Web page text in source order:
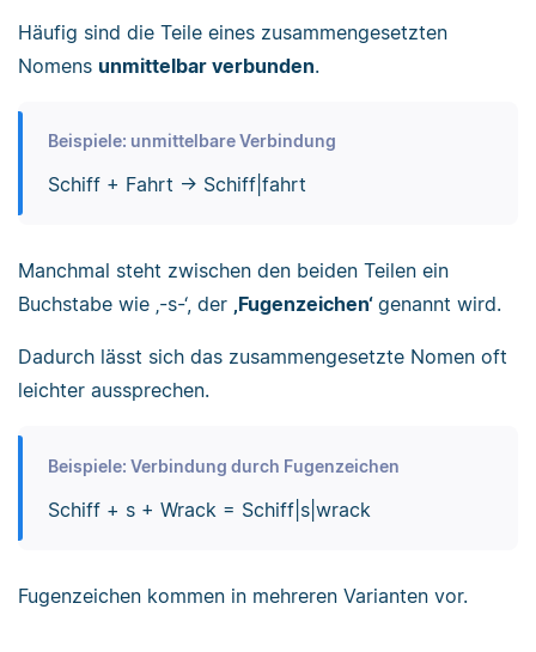
Häufig sind die Teile eines zusammengesetzten
Nomens unmittelbar verbunden.
Beispiele: unmittelbare Verbindung
Schiff + Fahrt → Schiff|fahrt
Manchmal steht zwischen den beiden Teilen ein
Buchstabe wie ‚-s-‘, der ‚Fugenzeichen‘ genannt wird.
Dadurch lässt sich das zusammengesetzte Nomen oft
leichter aussprechen.
Beispiele: Verbindung durch Fugenzeichen
Schiff + s + Wrack = Schiff|s|wrack
Fugenzeichen kommen in mehreren Varianten vor.